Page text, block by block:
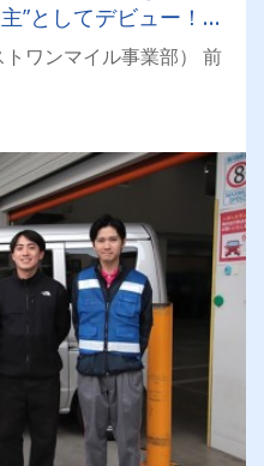
”としてデビュー！確
体制も♪
ワンマイル事業部） 前